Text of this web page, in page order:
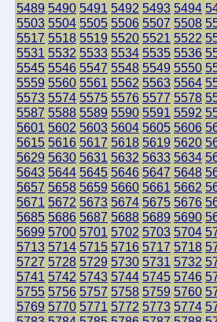
5489 5490 5491 5492 5493 5494
5503 5504 5505 5506 5507 5508
5517 5518 5519 5520 5521 5522
5531 5532 5533 5534 5535 5536
5545 5546 5547 5548 5549 5550
5559 5560 5561 5562 5563 5564
5573 5574 5575 5576 5577 5578
5587 5588 5589 5590 5591 5592
5601 5602 5603 5604 5605 5606
5615 5616 5617 5618 5619 5620
5629 5630 5631 5632 5633 5634
5643 5644 5645 5646 5647 5648
5657 5658 5659 5660 5661 5662
5671 5672 5673 5674 5675 5676
5685 5686 5687 5688 5689 5690
5699 5700 5701 5702 5703 5704
5713 5714 5715 5716 5717 5718
5727 5728 5729 5730 5731 5732
5741 5742 5743 5744 5745 5746
5755 5756 5757 5758 5759 5760
5769 5770 5771 5772 5773 5774